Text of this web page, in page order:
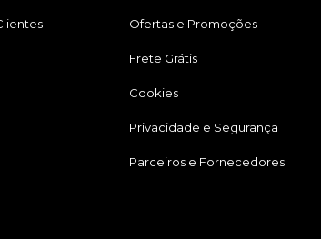
Ofertas e Promoções
Frete Grátis
Cookies
Privacidade e Segurança
Parceiros e Fornecedores